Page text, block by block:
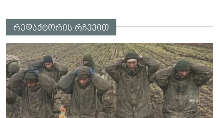
რედაქტორის რჩევით